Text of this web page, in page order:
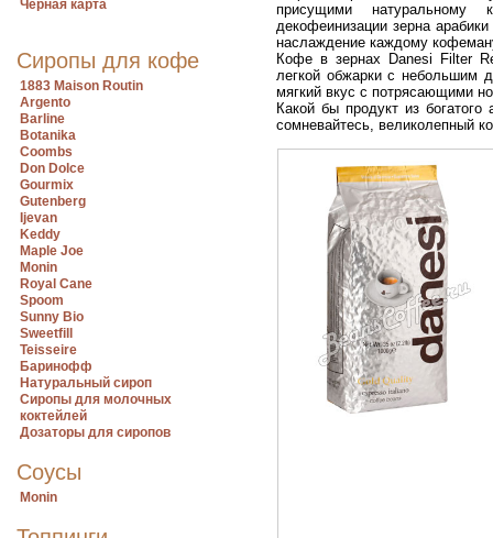
Черная карта
Сиропы для кофе
1883 Maison Routin
Argento
Barline
Botanika
Coombs
Don Dolce
Gourmix
Gutenberg
Ijevan
Keddy
Maple Joe
Monin
Royal Cane
Spoom
Sunny Bio
Sweetfill
Teisseire
Баринофф
Натуральный сироп
Сиропы для молочных
коктейлей
Дозаторы для сиропов
Соусы
Monin
присущими натуральному
декофеинизации зерна
наслаждение каждому
Кофе в зернах Danesi Filter
легкой обжарки с небольшим
мягкий вкус с потрясающими
Какой бы продукт из
сомневайтесь, великолепный